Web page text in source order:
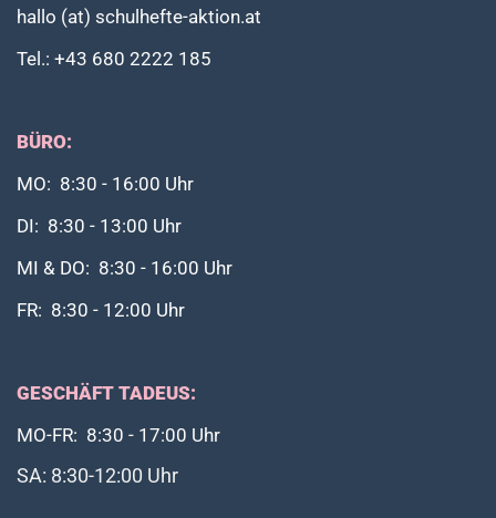
hallo (at) schulhefte-aktion.at
Tel.: +43 680 2222 185
BÜRO:
MO: 8:30 - 16:00 Uhr
DI: 8:30 - 13:00 Uhr
MI & DO: 8:30 - 16:00 Uhr
FR: 8:30 - 12:00 Uhr
GESCHÄFT TADEUS:
MO-FR: 8:30 - 17:00 Uhr
SA: 8:30-12:00 Uhr